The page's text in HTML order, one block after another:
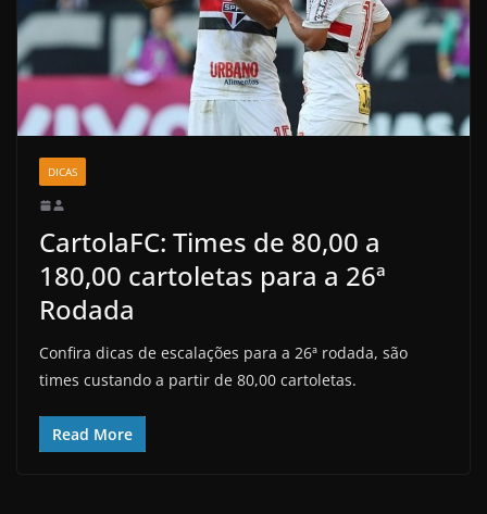
DICAS
CartolaFC: Times de 80,00 a
180,00 cartoletas para a 26ª
Rodada
Confira dicas de escalações para a 26ª rodada, são
times custando a partir de 80,00 cartoletas.
Read More